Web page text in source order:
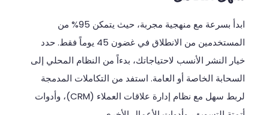
ابدأ بسرعة مع منهجية مجربة، حيث يتمكن
من
المستخدمين من الانطلاق في غضون يوماً فقط.حدد
خيار النشر الأنسب لاحتياجاتك، بدءاً من النظام المحلي إلى
السحابة الخاصة أو العامة. استفد من التكاملات المدمجة
لربط سهل مع نظام إدارة علاقات العملاء (CRM) ، وأدوات